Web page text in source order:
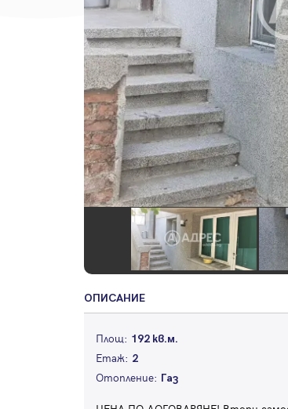
ОПИСАНИЕ
Площ: 192 кв.м.
Етаж: 2
Отопление: Газ